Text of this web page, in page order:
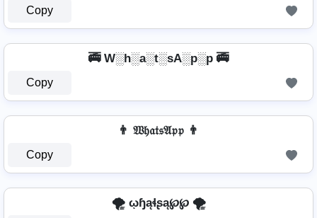
Copy
🚎 W░h░a░t░sA░p░p 🚎
Copy
👨 𝔚𝔥𝔞𝔱𝔰𝔄𝔭𝔭 👨
Copy
🌪️ ῳɧąɬʂą℘℘ 🌪️